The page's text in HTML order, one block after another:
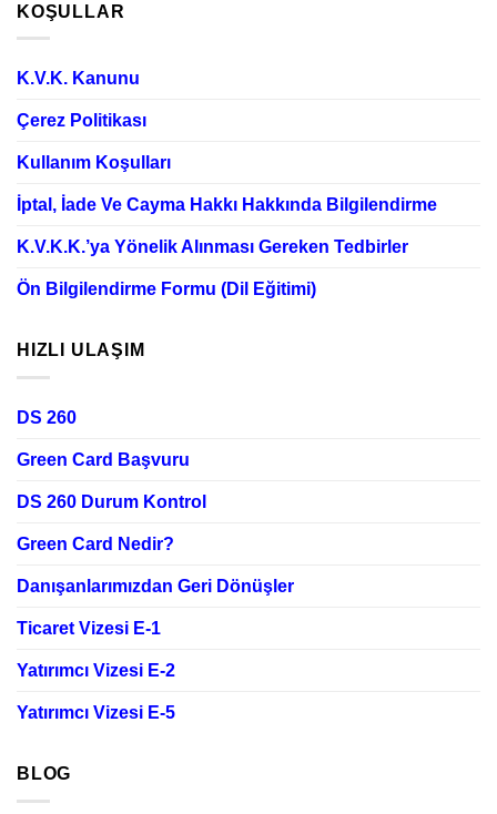
KOŞULLAR
K.V.K. Kanunu
Çerez Politikası
Kullanım Koşulları
İptal, İade Ve Cayma Hakkı Hakkında Bilgilendirme
K.V.K.K.’ya Yönelik Alınması Gereken Tedbirler
Ön Bilgilendirme Formu (Dil Eğitimi)
HIZLI ULAŞIM
DS 260
Green Card Başvuru
DS 260 Durum Kontrol
Green Card Nedir?
Danışanlarımızdan Geri Dönüşler
Ticaret Vizesi E-1
Yatırımcı Vizesi E-2
Yatırımcı Vizesi E-5
BLOG